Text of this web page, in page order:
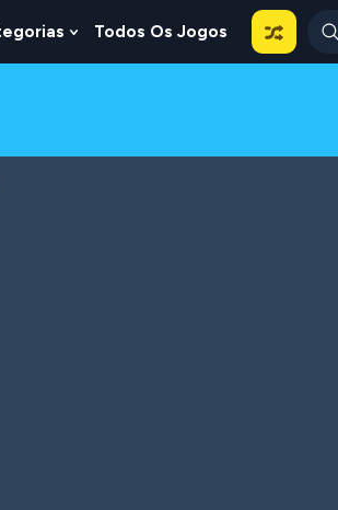
Show
Submenu
Todos Os Jogos